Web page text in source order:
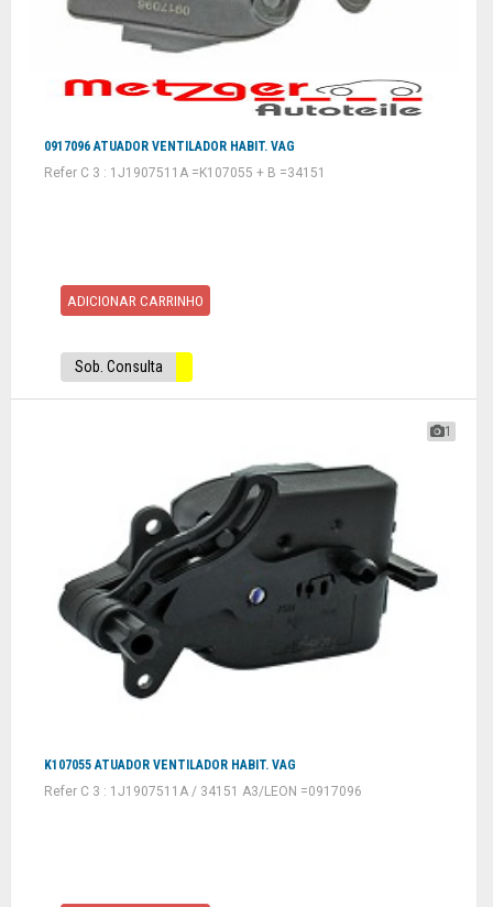
0917096 ATUADOR VENTILADOR HABIT. VAG
Refer C 3 : 1J1907511A =K107055 + B =34151
ADICIONAR CARRINHO
Sob. Consulta
1
K107055 ATUADOR VENTILADOR HABIT. VAG
Refer C 3 : 1J1907511A / 34151 A3/LEON =0917096